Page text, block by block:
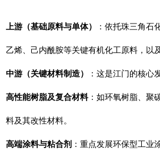
上游（基础原料与单体） ：依托珠三角石
乙烯、己内酰胺等关键有机化工原料，以
中游（关键材料制造） ：这是江门的核心
高性能树脂及复合材料：如环氧树脂、聚
料及其改性材料。
高端涂料与粘合剂 ：重点发展环保型工业